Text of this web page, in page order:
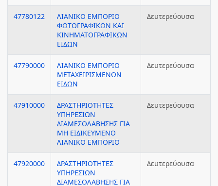
47780122
ΛΙΑΝΙΚΟ ΕΜΠΟΡΙΟ
ΦΩΤΟΓΡΑΦΙΚΩΝ ΚΑΙ
ΚΙΝΗΜΑΤΟΓΡΑΦΙΚΩΝ
ΕΙΔΩΝ
Δευτερεύουσα
47790000
ΛΙΑΝΙΚΟ ΕΜΠΟΡΙΟ
ΜΕΤΑΧΕΙΡΙΣΜΕΝΩΝ
ΕΙΔΩΝ
Δευτερεύουσα
47910000
ΔΡΑΣΤΗΡΙΟΤΗΤΕΣ
ΥΠΗΡΕΣΙΩΝ
ΔΙΑΜΕΣΟΛΑΒΗΣΗΣ ΓΙΑ
ΜΗ ΕΙΔΙΚΕΥΜΕΝΟ
ΛΙΑΝΙΚΟ ΕΜΠΟΡΙΟ
Δευτερεύουσα
47920000
ΔΡΑΣΤΗΡΙΟΤΗΤΕΣ
ΥΠΗΡΕΣΙΩΝ
ΔΙΑΜΕΣΟΛΑΒΗΣΗΣ ΓΙΑ
Δευτερεύουσα